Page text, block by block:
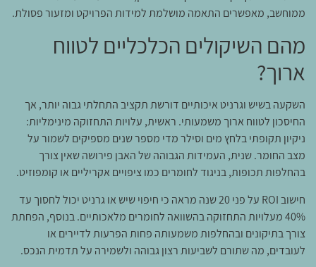
ממוחשב, מאפשרים התאמה מושלמת למידות הפרויקט ומזעור פסולת.
מהם השיקולים הכלכליים לטווח
ארוך?
השקעה בשיש וגרניט איכותיים דורשת תקציב התחלתי גבוה יותר, אך
החיסכון לטווח ארוך משמעותי. ראשית, עלויות התחזוקה מינימליות:
ניקיון תקופתי בלחץ מים וסילר מדי מספר שנים מספיקים לשמור על
מצב החומר. שנית, העמידות הגבוהה של האבן פירושה שאין צורך
בהחלפות תכופות, בניגוד לחומרים כמו ציפויים אקריליים או קומפוזיט.
חישוב ROI על פני 20 שנה מראה כי חיפוי שיש או גרניט יכול לחסוך עד
40% מעלויות התחזוקה בהשוואה לחומרים מלאכותיים. בנוסף, הפחתת
צורך בתיקונים ובהחלפות משמעותה פחות הפרעות לדיירים או
לעובדים, מה שתורם לשביעות רצון גבוהה ולשמירה על תדמית הנכס.